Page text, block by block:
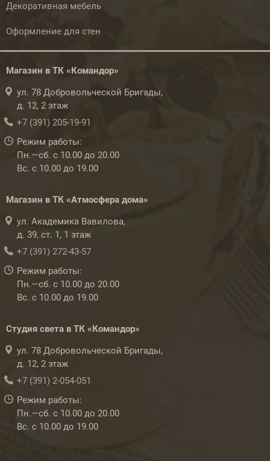
Декоративная мебель
Оформление для стен
Магазин в ТК «Командор»
ул. 78 Добровольческой Бригады,
д. 12, 2 этаж
+7 (391) 205-19-91
Режим работы:
Пн.—сб. с 10.00 до 20.00
Вс. с 10.00 до 19.00
Магазин в ТК «Атмосфера дома»
ул. Академика Вавилова,
д. 39, ст. 1, 1 этаж
+7 (391) 272-43-57
Режим работы:
Пн.—сб. с 10.00 до 20.00
Вс. с 10.00 до 19.00
Студия света в ТК «Командор»
ул. 78 Добровольческой Бригады,
д. 12, 2 этаж
+7 (391) 2-054-051
Режим работы:
Пн.—сб. с 10.00 до 20.00
Вс. с 10.00 до 19.00